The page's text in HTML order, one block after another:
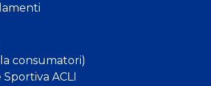
consumatori)
ACLI